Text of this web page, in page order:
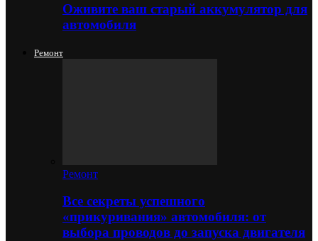
Оживите ваш старый аккумулятор для
автомобиля
Ремонт
Ремонт
Все секреты успешного
«прикуривания» автомобиля: от
выбора проводов до запуска двигателя